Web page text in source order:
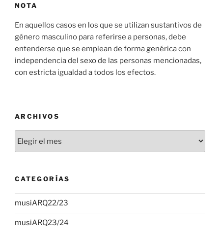
NOTA
En aquellos casos en los que se utilizan sustantivos de
género masculino para referirse a personas, debe
entenderse que se emplean de forma genérica con
independencia del sexo de las personas mencionadas,
con estricta igualdad a todos los efectos.
ARCHIVOS
CATEGORÍAS
musiARQ22/23
musiARQ23/24